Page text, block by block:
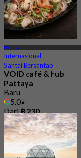
Pattaya
Internasional
Santai Bersantap
VOID café & hub
Pattaya
Baru
5.0
Dari ฿ 230